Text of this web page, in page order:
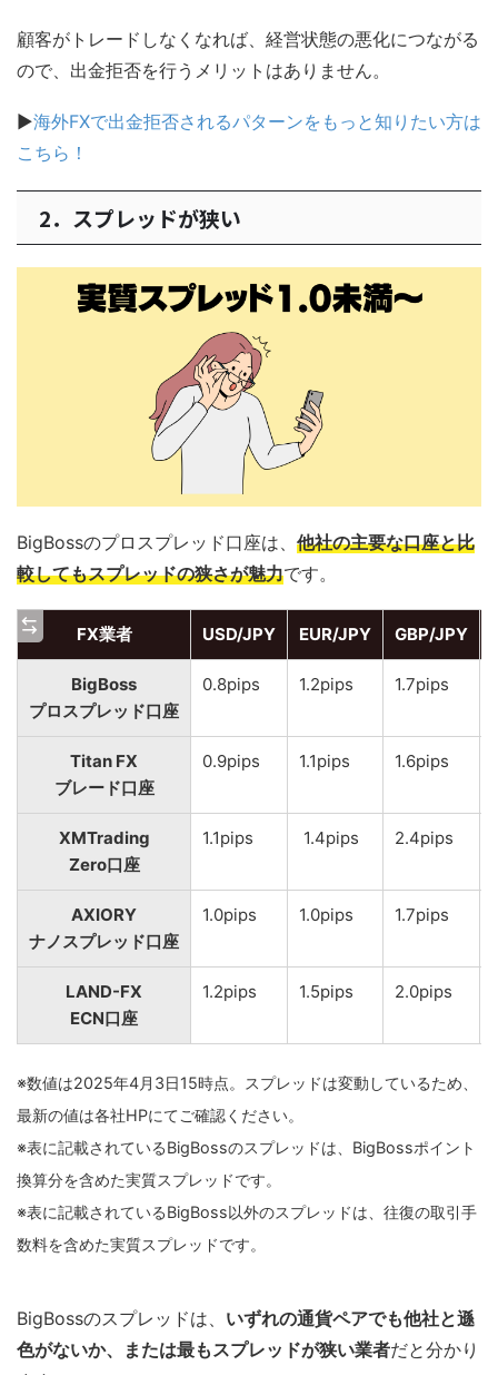
顧客がトレードしなくなれば、経営状態の悪化につながる
ので、出金拒否を行うメリットはありません。
▶海外FXで出金拒否されるパターンをもっと知りたい方は
こちら！
2．スプレッドが狭い
BigBossのプロスプレッド口座は、 他社の主要な口座と比
較してもスプレッドの狭さが魅力です。
FX業者 USD/JPY EUR/JPY GBP/JPY
BigBoss
プロスプレッド口座
0.8pips 1.2pips 1.7pips
Titan FX
ブレード口座
0.9pips 1.1pips 1.6pips
XMTrading
Zero口座
1.1pips 1.4pips 2.4pips
AXIORY
ナノスプレッド口座
1.0pips 1.0pips 1.7pips
LAND-FX
ECN口座
1.2pips 1.5pips 2.0pips
※数値は2025年4月3日15時点。スプレッドは変動しているため、
最新の値は各社HPにてご確認ください。
※表に記載されているBigBossのスプレッドは、BigBossポイント
換算分を含めた実質スプレッドです。
※表に記載されているBigBoss以外のスプレッドは、往復の取引手
数料を含めた実質スプレッドです。
BigBossのスプレッドは、 いずれの通貨ペアでも他社と遜
色がないか、または最もスプレッドが狭い業者だと分かり